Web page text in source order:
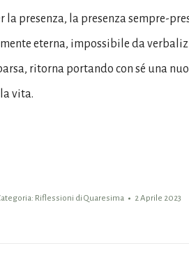
presenza, la presenza sempre-
eterna, impossibile da
ritorna portando con sé una
vita.
Riflessioni di Quaresima 2 Aprile 2023